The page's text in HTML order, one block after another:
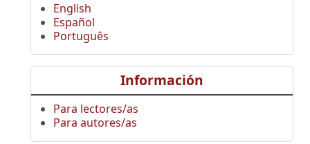
English
Español
Português
Información
Para lectores/as
Para autores/as